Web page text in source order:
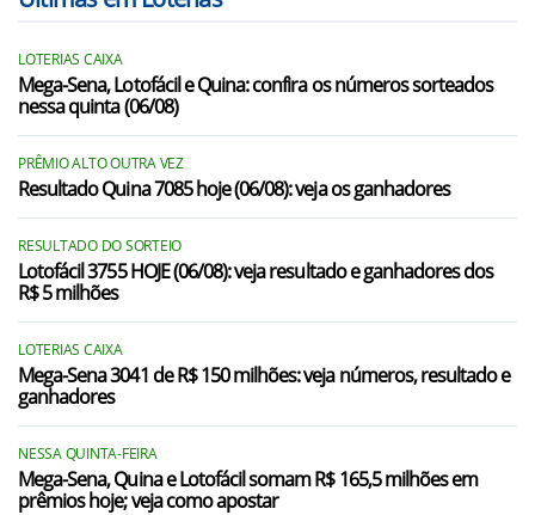
LOTERIAS CAIXA
Mega-Sena, Lotofácil e Quina: confira os números sorteados
nessa quinta (06/08)
PRÊMIO ALTO OUTRA VEZ
Resultado Quina 7085 hoje (06/08): veja os ganhadores
RESULTADO DO SORTEIO
Lotofácil 3755 HOJE (06/08): veja resultado e ganhadores dos
R$ 5 milhões
LOTERIAS CAIXA
Mega-Sena 3041 de R$ 150 milhões: veja números, resultado e
ganhadores
NESSA QUINTA-FEIRA
Mega-Sena, Quina e Lotofácil somam R$ 165,5 milhões em
prêmios hoje; veja como apostar